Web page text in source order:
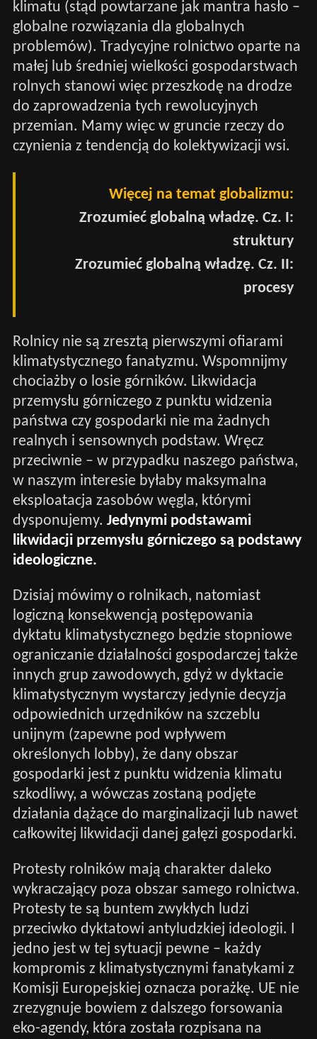
klimatu (stąd powtarzane jak mantra hasło –
globalne rozwiązania dla globalnych
problemów). Tradycyjne rolnictwo oparte na
małej lub średniej wielkości gospodarstwach
rolnych stanowi więc przeszkodę na drodze
do zaprowadzenia tych rewolucyjnych
przemian. Mamy więc w gruncie rzeczy do
czynienia z tendencją do kolektywizacji wsi.
Więcej na temat globalizmu:
Zrozumieć globalną władzę. Cz. I:
struktury
Zrozumieć globalną władzę. Cz. II:
procesy
Rolnicy nie są zresztą pierwszymi ofiarami
klimatystycznego fanatyzmu. Wspomnijmy
chociażby o losie górników. Likwidacja
przemysłu górniczego z punktu widzenia
państwa czy gospodarki nie ma żadnych
realnych i sensownych podstaw. Wręcz
przeciwnie – w przypadku naszego państwa,
w naszym interesie byłaby maksymalna
eksploatacja zasobów węgla, którymi
dysponujemy. Jedynymi podstawami
likwidacji przemysłu górniczego są podstawy
ideologiczne.
Dzisiaj mówimy o rolnikach, natomiast
logiczną konsekwencją postępowania
dyktatu klimatystycznego będzie stopniowe
ograniczanie działalności gospodarczej także
innych grup zawodowych, gdyż w dyktacie
klimatystycznym wystarczy jedynie decyzja
odpowiednich urzędników na szczeblu
unijnym (zapewne pod wpływem
określonych lobby), że dany obszar
gospodarki jest z punktu widzenia klimatu
szkodliwy, a wówczas zostaną podjęte
działania dążące do marginalizacji lub nawet
całkowitej likwidacji danej gałęzi gospodarki.
Protesty rolników mają charakter daleko
wykraczający poza obszar samego rolnictwa.
Protesty te są buntem zwykłych ludzi
przeciwko dyktatowi antyludzkiej ideologii. I
jedno jest w tej sytuacji pewne – każdy
kompromis z klimatystycznymi fanatykami z
Komisji Europejskiej oznacza porażkę. UE nie
zrezygnuje bowiem z dalszego forsowania
eko-agendy, która została rozpisana na